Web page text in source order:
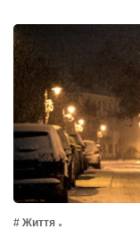
# Життя